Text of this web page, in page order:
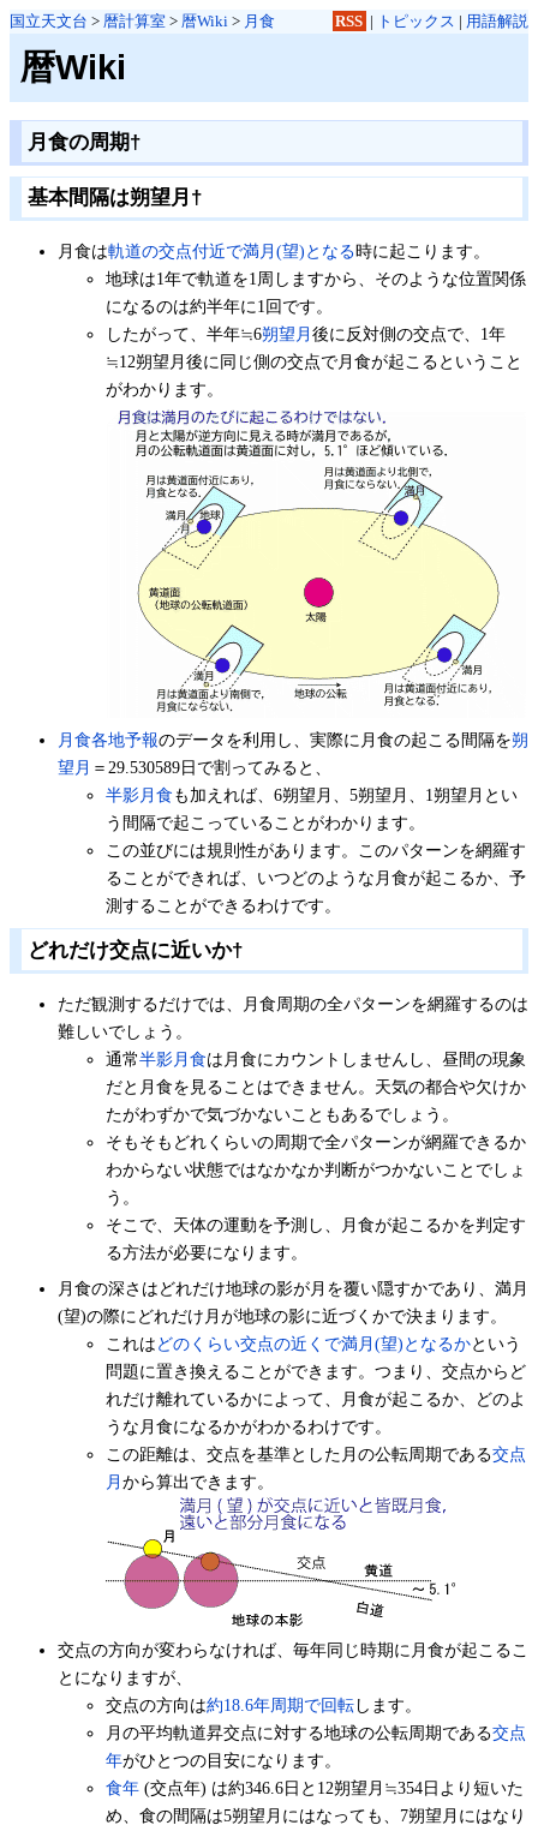
国立天文台 > 暦計算室 > 暦Wiki > 月食 RSS | トピックス | 用語解説
暦Wiki
月食の周期†
基本間隔は朔望月 †
月食は軌道の交点付近で満月(望)となる時に起こります。
地球は1年で軌道を1周しますから、そのような位置関係
になるのは約半年に1回です。
したがって、半年≒6朔望月後に反対側の交点で、1年
≒12朔望月後に同じ側の交点で月食が起こるということ
がわかります。
月食各地予報のデータを利用し、実際に月食の起こる間隔を朔
望月 ＝29.530589日で割ってみると、
半影月食も加えれば、6朔望月、5朔望月、1朔望月とい
う間隔で起こっていることがわかります。
この並びには規則性があります。このパターンを網羅す
ることができれば、いつどのような月食が起こるか、予
測することができるわけです。
どれだけ交点に近いか†
ただ観測するだけでは、月食周期の全パターンを網羅するのは
難しいでしょう。
通常半影月食は月食にカウントしませんし、昼間の現象
だと月食を見ることはできません。天気の都合や欠けか
たがわずかで気づかないこともあるでしょう。
そもそもどれくらいの周期で全パターンが網羅できるか
わからない状態ではなかなか判断がつかないことでしょ
う。
そこで、天体の運動を予測し、月食が起こるかを判定す
る方法が必要になります。
月食の深さはどれだけ地球の影が月を覆い隠すかであり、満月
(望)の際にどれだけ月が地球の影に近づくかで決まります。
これはどのくらい交点の近くで満月(望)となるかという
問題に置き換えることができます。つまり、交点からど
れだけ離れているかによって、月食が起こるか、どのよ
うな月食になるかがわかるわけです。
この距離は、交点を基準とした月の公転周期である交点
月から算出できます。
交点の方向が変わらなければ、毎年同じ時期に月食が起こるこ
とになりますが、
交点の方向は約18.6年周期で回転します。
月の平均軌道昇交点に対する地球の公転周期である交点
年がひとつの目安になります。
食年 (交点年) は約346.6日と12朔望月≒354日より短いた
め、食の間隔は5朔望月にはなっても、7朔望月にはなり